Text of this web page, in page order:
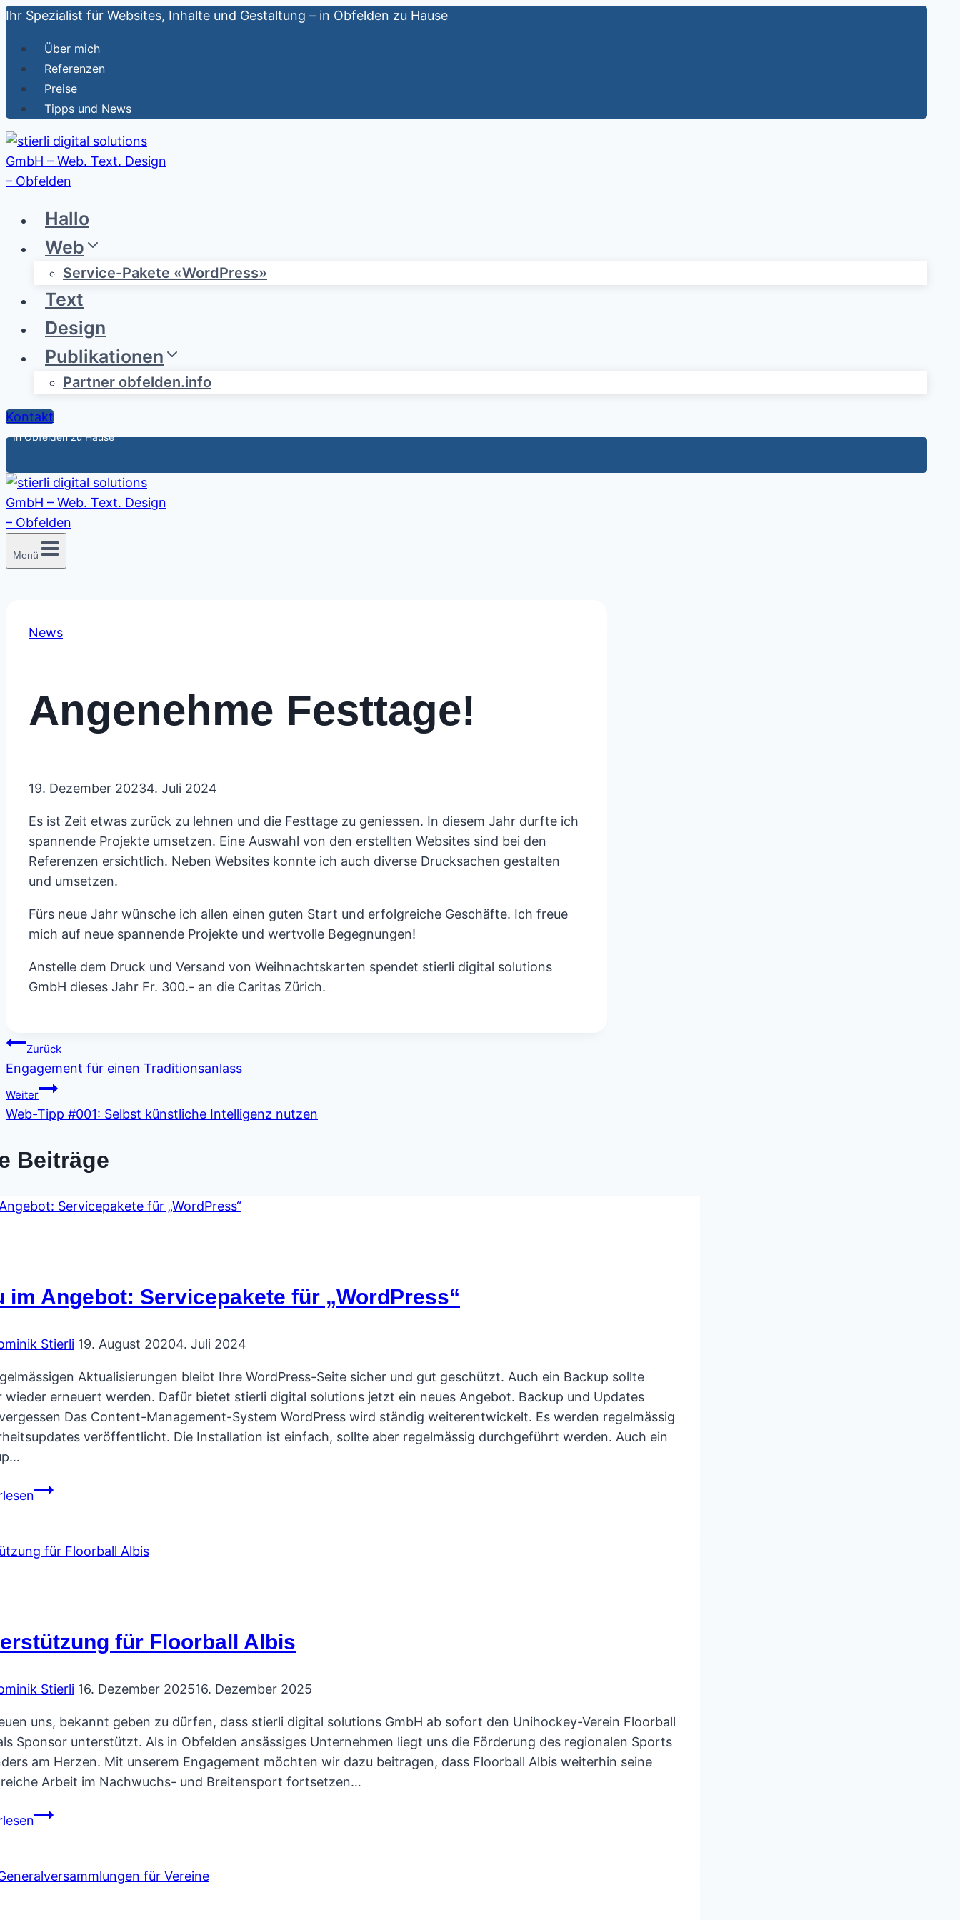
Zum
springen
Ihr Spezialist für Websites, Inhalte und Gestaltung – in Obfelden zu Hause
Über mich
Referenzen
Preise
Tipps und News
Hallo
Web
Service-Pakete «WordPress»
Text
Design
Publikationen
Partner obfelden.info
Kontakt
In Obfelden zu Hause
Menü
News
Angenehme Festtage!
19. Dezember 20234. Juli 2024
Es ist Zeit etwas zurück zu lehnen und die Festtage zu geniessen. In diesem Jahr durfte ich
spannende Projekte umsetzen. Eine Auswahl von den erstellten Websites sind bei den
Referenzen ersichtlich. Neben Websites konnte ich auch diverse Drucksachen gestalten
und umsetzen.
Fürs neue Jahr wünsche ich allen einen guten Start und erfolgreiche Geschäfte. Ich freue
mich auf neue spannende Projekte und wertvolle Begegnungen!
Anstelle dem Druck und Versand von Weihnachtskarten spendet stierli digital solutions
GmbH dieses Jahr Fr. 300.- an die Caritas Zürich.
Beitragsnavigation
Zurück
Engagement für einen Traditionsanlass
Weiter
Web-Tipp #001: Selbst künstliche Intelligenz nutzen
Beiträge
im Angebot: Servicepakete für „WordPress“
Stierli 19. August 20204. Juli 2024
Aktualisierungen bleibt Ihre WordPress-Seite sicher und gut geschützt. Auch ein Backup sollte
wieder erneuert werden. Dafür bietet stierli digital solutions jetzt ein neues Angebot. Backup und Updates
Das Content-Management-System WordPress wird ständig weiterentwickelt. Es werden regelmässig
veröffentlicht. Die Installation ist einfach, sollte aber regelmässig durchgeführt werden. Auch ein
Neu
Servicepakete
für Floorball Albis
Stierli 16. Dezember 202516. Dezember 2025
uns, bekannt geben zu dürfen, dass stierli digital solutions GmbH ab sofort den Unihockey-Verein Floorball
Sponsor unterstützt. Als in Obfelden ansässiges Unternehmen liegt uns die Förderung des regionalen Sports
am Herzen. Mit unserem Engagement möchten wir dazu beitragen, dass Floorball Albis weiterhin seine
Arbeit im Nachwuchs- und Breitensport fortsetzen…
Unterstützung
Albis